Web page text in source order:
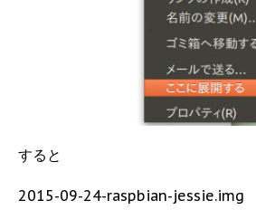
すると
2015-09-24-raspbian-jessie.img